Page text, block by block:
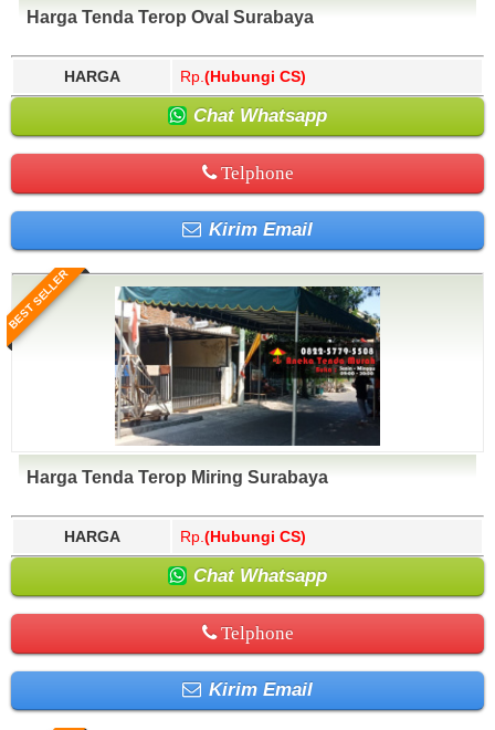
Harga Tenda Terop Oval Surabaya
HARGA Rp. (Hubungi CS)
Chat Whatsapp
Telphone
Kirim Email
BEST SELLER
Harga Tenda Terop Miring Surabaya
HARGA Rp. (Hubungi CS)
Chat Whatsapp
Telphone
Kirim Email